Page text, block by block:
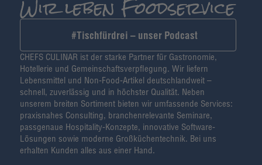
#Tischfürdrei – unser Podcast
CHEFS CULINAR ist der starke Partner für Gastronomie,
Hotellerie und Gemeinschaftsverpflegung. Wir liefern
Lebensmittel und Non-Food-Artikel deutschlandweit –
schnell, zuverlässig und in höchster Qualität. Neben
unserem breiten Sortiment bieten wir umfassende Services:
praxisnahes Consulting, branchenrelevante Seminare,
passgenaue Hospitality-Konzepte, innovative Software-
Lösungen sowie moderne Großküchentechnik. Bei uns
erhalten Kunden alles aus einer Hand.